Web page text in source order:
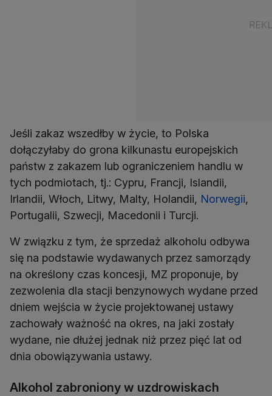
Jeśli zakaz wszedłby w życie, to Polska
dołączyłaby do grona kilkunastu europejskich
państw z zakazem lub ograniczeniem handlu w
tych podmiotach, tj.: Cypru, Francji, Islandii,
Irlandii, Włoch, Litwy, Malty, Holandii, Norwegii,
Portugalii, Szwecji, Macedonii i Turcji.
W związku z tym, że sprzedaż alkoholu odbywa
się na podstawie wydawanych przez samorządy
na określony czas koncesji, MZ proponuje, by
zezwolenia dla stacji benzynowych wydane przed
dniem wejścia w życie projektowanej ustawy
zachowały ważność na okres, na jaki zostały
wydane, nie dłużej jednak niż przez pięć lat od
dnia obowiązywania ustawy.
Alkohol zabroniony w uzdrowiskach